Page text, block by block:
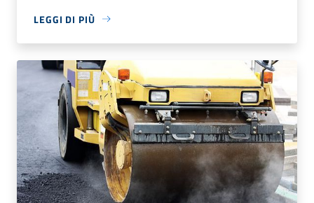
LEGGI DI PIÙ